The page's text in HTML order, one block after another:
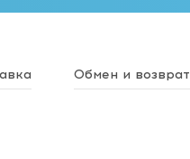
Обмен и возврат